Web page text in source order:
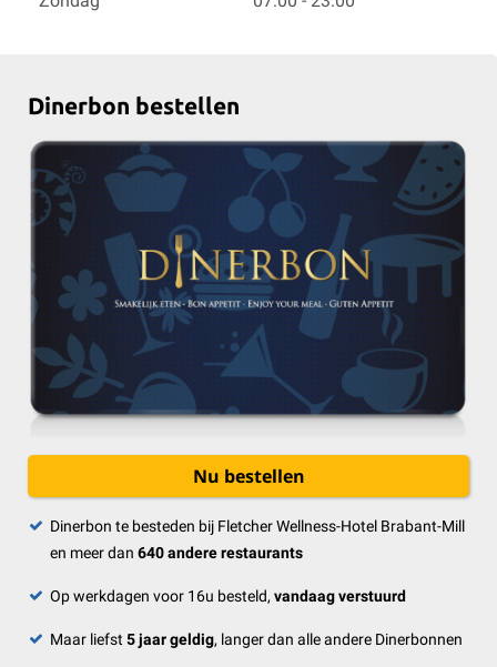
Dinerbon bestellen
Nu bestellen
Dinerbon te besteden bij Fletcher Wellness-Hotel Brabant-Mill
en meer dan 640 andere restaurants
Op werkdagen voor 16u besteld, vandaag verstuurd
Maar liefst 5 jaar geldig, langer dan alle andere Dinerbonnen